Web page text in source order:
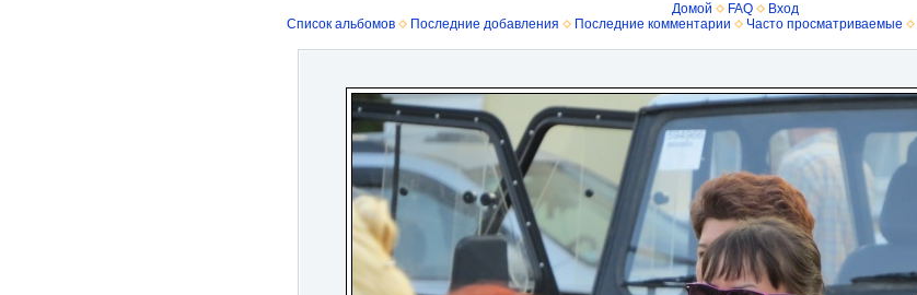
Домой FAQ
Вход
Список альбомов
Последние добавления Последние комментарии Часто просматриваемые